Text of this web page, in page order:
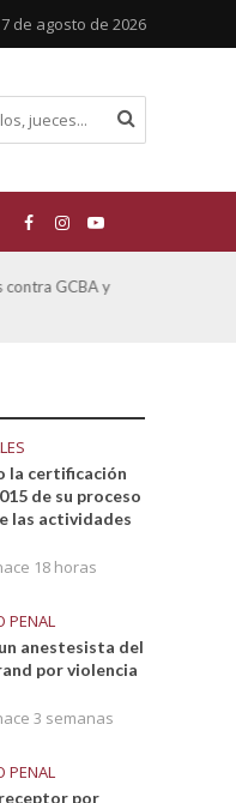
7 de agosto de 2026
contra GCBA y
la certificación
de su proceso
las actividades
18 horas
PENAL
anestesista del
por violencia
3 semanas
PENAL
por